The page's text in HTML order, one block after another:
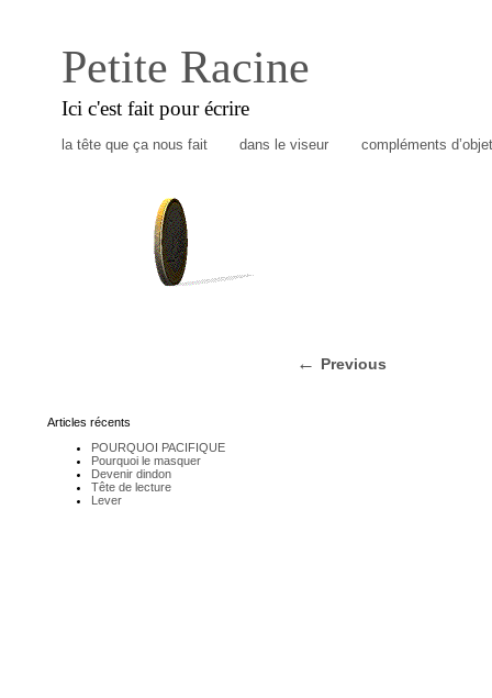
Petite Racine
Ici c'est fait pour écrire
la tête que ça nous fait dans le viseur compléments
Previous
Articles récents
POURQUOI PACIFIQUE
Pourquoi le masquer
Devenir dindon
Tête de lecture
Lever